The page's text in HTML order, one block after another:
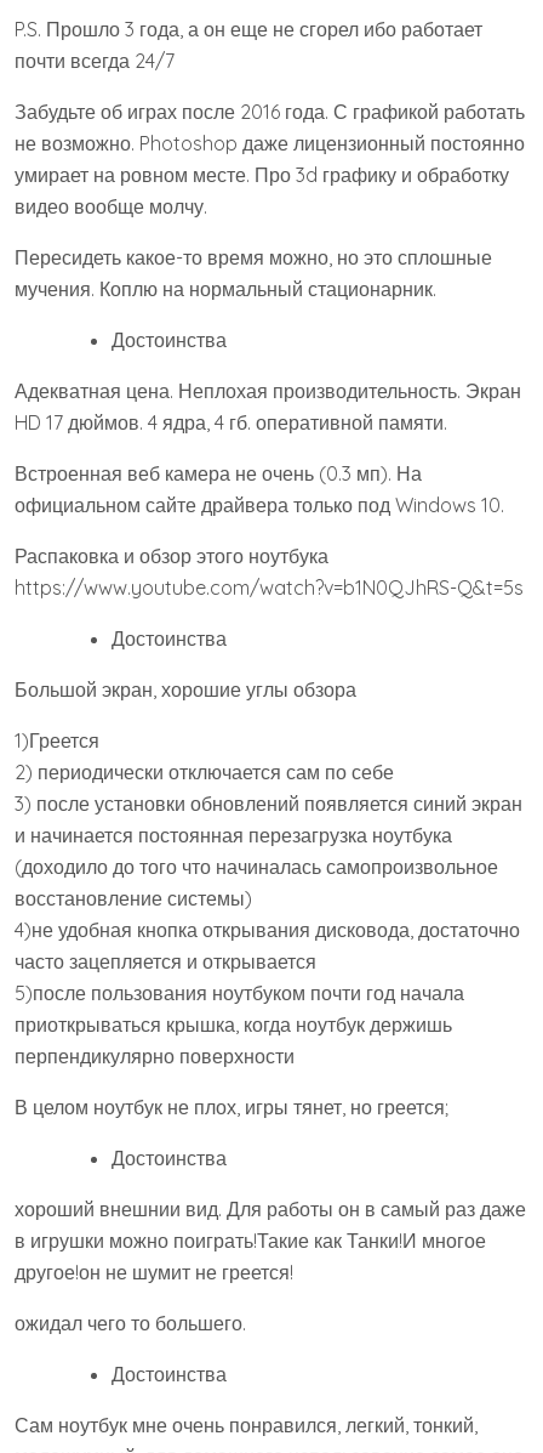
P.S. Прошло 3 года, а он еще не сгорел ибо работает
почти всегда 24/7
Забудьте об играх после 2016 года. С графикой работать
не возможно. Photoshop даже лицензионный постоянно
умирает на ровном месте. Про 3d графику и обработку
видео вообще молчу.
Пересидеть какое-то время можно, но это сплошные
мучения. Коплю на нормальный стационарник.
Достоинства
Адекватная цена. Неплохая производительность. Экран
HD 17 дюймов. 4 ядра, 4 гб. оперативной памяти.
Встроенная веб камера не очень (0.3 мп). На
официальном сайте драйвера только под Windows 10.
Распаковка и обзор этого ноутбука
https://www.youtube.com/watch?v=b1N0QJhRS-Q&t=5s
Достоинства
Большой экран, хорошие углы обзора
1)Греется
2) периодически отключается сам по себе
3) после установки обновлений появляется синий экран
и начинается постоянная перезагрузка ноутбука
(доходило до того что начиналась самопроизвольное
восстановление системы)
4)не удобная кнопка открывания дисковода, достаточно
часто зацепляется и открывается
5)после пользования ноутбуком почти год начала
приоткрываться крышка, когда ноутбук держишь
перпендикулярно поверхности
В целом ноутбук не плох, игры тянет, но греется;
Достоинства
хороший внешнии вид. Для работы он в самый раз даже
в игрушки можно поиграть!Такие как Танки!И многое
другое!он не шумит не греется!
ожидал чего то большего.
Достоинства
Сам ноутбук мне очень понравился, легкий, тонкий,